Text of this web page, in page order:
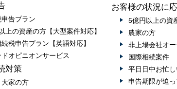
告プラン
上の資産の方【大型案件対応】
税申告プラン【英語対応】
オピニオンサービス
対策
家の方
お客様の状況に
5億円以上の資
農家の方
非上場会社オ
国際相続案件
平日日中お忙
申告期限が迫